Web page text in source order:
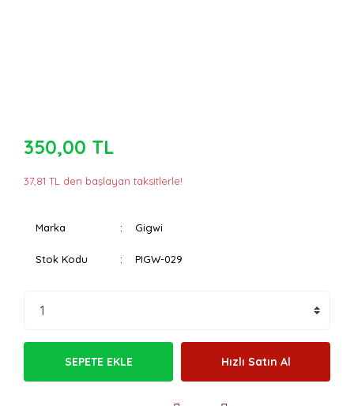
350,00 TL
37,81 TL den başlayan taksitlerle!
Marka Gigwi
Stok Kodu PIGW-029
SEPETE EKLE Hızlı Satın Al